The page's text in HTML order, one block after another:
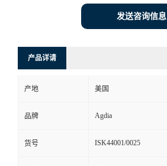
发送咨询信息
产品详请
产地 美国
品牌 Agdia
货号 ISK44001/0025